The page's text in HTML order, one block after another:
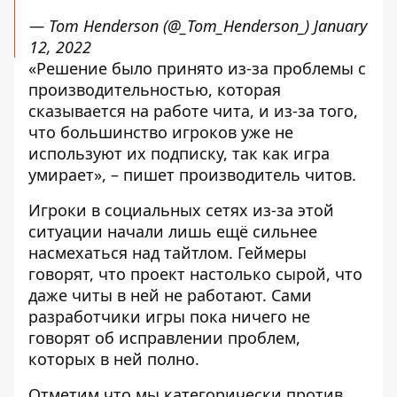
— Tom Henderson (@_Tom_Henderson_) January
12, 2022
«Решение было принято из-за проблемы с
производительностью, которая
сказывается на работе чита, и из-за того,
что большинство игроков уже не
используют их подписку, так как игра
умирает», – пишет производитель читов.
Игроки в социальных сетях из-за этой
ситуации начали лишь ещё сильнее
насмехаться над тайтлом. Геймеры
говорят, что проект настолько сырой, что
даже читы в ней не работают. Сами
разработчики игры пока ничего не
говорят об исправлении проблем,
которых в ней полно.